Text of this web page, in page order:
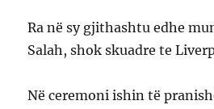
Ra në sy gjithashtu edhe
Salah, shok skuadre te
Në ceremoni ishin të